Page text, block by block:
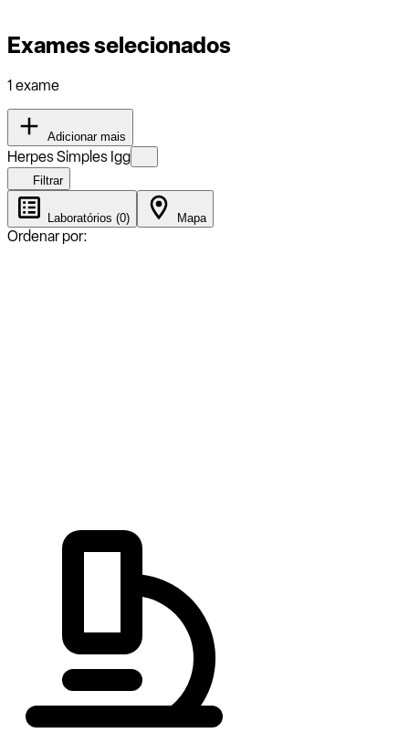
Exames selecionados
1 exame
Adicionar mais
Herpes Simples Igg
Filtrar
Laboratórios (0) Mapa
Ordenar por: